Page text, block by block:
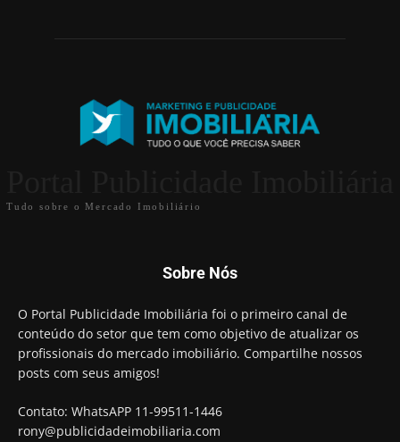
Tudo sobre o Mercado Imobiliário
Sobre Nós
O Portal Publicidade Imobiliária foi o primeiro canal de
conteúdo do setor que tem como objetivo de atualizar os
profissionais do mercado imobiliário. Compartilhe nossos
posts com seus amigos!
Contato: WhatsAPP 11-99511-1446
rony@publicidadeimobiliaria.com